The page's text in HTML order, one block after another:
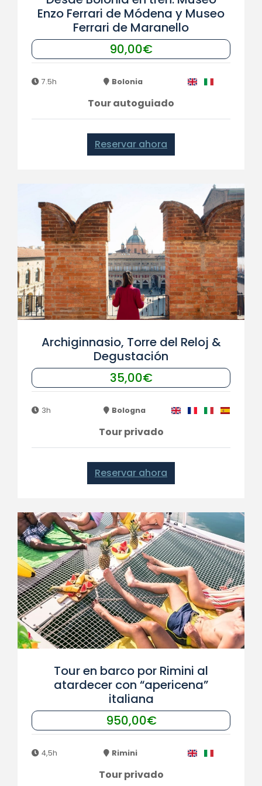
Enzo Ferrari de Módena y Museo
Ferrari de Maranello
90,00€
7.5h Bolonia
Tour autoguiado
Reservar ahora
Archiginnasio, Torre del Reloj &
Degustación
35,00€
3h Bologna
Tour privado
Reservar ahora
Tour en barco por Rimini al
atardecer con “apericena”
italiana
950,00€
4,5h Rimini
Tour privado